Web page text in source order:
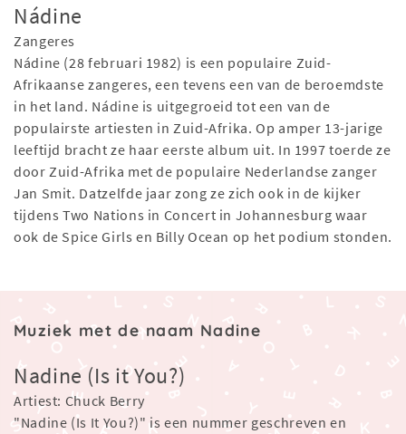
Nádine
Zangeres
Nádine (28 februari 1982) is een populaire Zuid-
Afrikaanse zangeres, een tevens een van de beroemdste
in het land. Nádine is uitgegroeid tot een van de
populairste artiesten in Zuid-Afrika. Op amper 13-jarige
leeftijd bracht ze haar eerste album uit. In 1997 toerde ze
door Zuid-Afrika met de populaire Nederlandse zanger
Jan Smit. Datzelfde jaar zong ze zich ook in de kijker
tijdens Two Nations in Concert in Johannesburg waar
ook de Spice Girls en Billy Ocean op het podium stonden.
Muziek met de naam Nadine
Nadine (Is it You?)
Artiest: Chuck Berry
"Nadine (Is It You?)" is een nummer geschreven en